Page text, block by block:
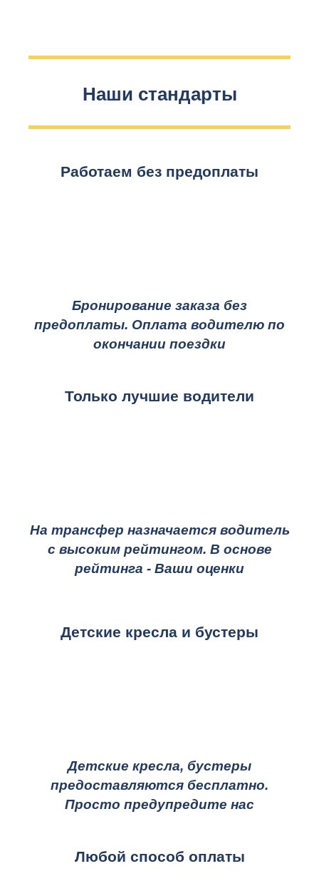
Наши стандарты
Работаем без предоплаты
Бронирование заказа без
предоплаты. Оплата водителю по
окончании поездки
Только лучшие водители
На трансфер назначается водитель
с высоким рейтингом. В основе
рейтинга - Ваши оценки
Детские кресла и бустеры
Детские кресла, бустеры
предоставляются бесплатно.
Просто предупредите нас
Любой способ оплаты